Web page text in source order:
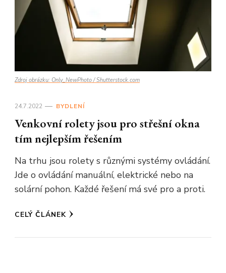
Zdroj obrázku: Only_NewPhoto / Shutterstock.com
24.7.2022 BYDLENÍ
Venkovní rolety jsou pro střešní okna
tím nejlepším řešením
Na trhu jsou rolety s různými systémy ovládání.
Jde o ovládání manuální, elektrické nebo na
solární pohon. Každé řešení má své pro a proti.
CELÝ ČLÁNEK